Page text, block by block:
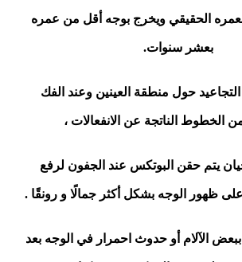
الحقيقي ويخرج بوجه أقل من عمره
بعشر سنوات.
حول منطقة العينين وعند الفك
الخطوط الناتجة عن الانفعالات ،
يتم حقن البوتكس عند الجفون لرفع
ظهور الوجه بشكل أكثر جمالًا و رونقًا .
الآلام أو حدوث احمرار في الوجه بعد